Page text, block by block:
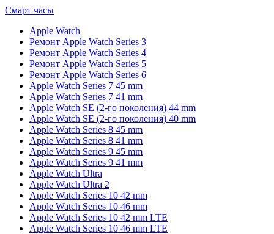
Смарт часы
Apple Watch
Ремонт Apple Watch Series 3
Ремонт Apple Watch Series 4
Ремонт Apple Watch Series 5
Ремонт Apple Watch Series 6
Apple Watch Series 7 45 mm
Apple Watch Series 7 41 mm
Apple Watch SE (2-го поколения) 44 mm
Apple Watch SE (2-го поколения) 40 mm
Apple Watch Series 8 45 mm
Apple Watch Series 8 41 mm
Apple Watch Series 9 45 mm
Apple Watch Series 9 41 mm
Apple Watch Ultra
Apple Watch Ultra 2
Apple Watch Series 10 42 mm
Apple Watch Series 10 46 mm
Apple Watch Series 10 42 mm LTE
Apple Watch Series 10 46 mm LTE